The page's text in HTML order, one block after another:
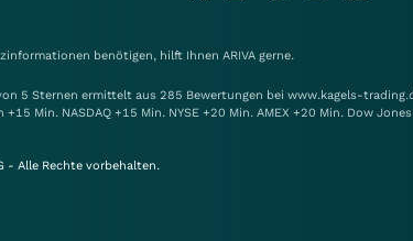
benötigen, hilft Ihnen ARIVA gerne.
5 Sternen ermittelt aus 285 Bewertungen bei www.kagels-
Min. NASDAQ +15 Min. NYSE +20 Min. AMEX +20 Min. Dow
- Alle Rechte vorbehalten.